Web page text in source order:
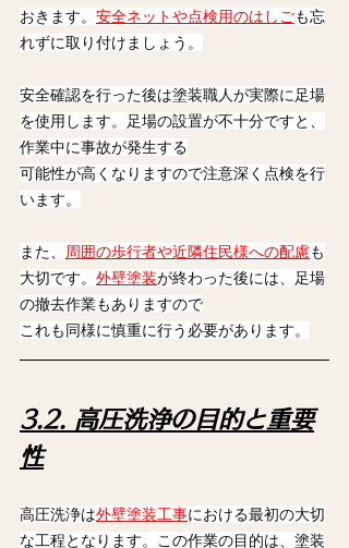
おきます。 安全ネットや点検用のはしごも忘
れずに取り付けましょう。
安全確認を行った後は塗装職人が実際に足場
を使用します。足場の設置が不十分ですと、
作業中に事故が発生する
可能性が高くなりますので注意深く点検を行
います。
また、 周囲の歩行者や近隣住民様への配慮も
大切です。 外壁塗装が終わった後には、足場
の撤去作業もありますので
これも同様に慎重に行う必要があります。
3.2. 高圧洗浄の目的と重要
性
高圧洗浄は外壁塗装工事における最初の大切
な工程となります。この作業の目的は、塗装